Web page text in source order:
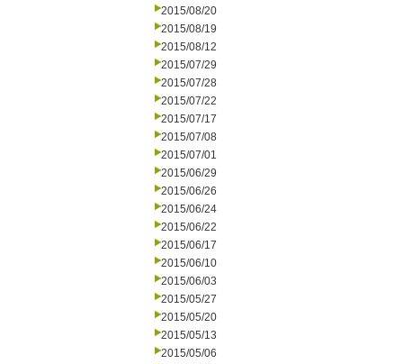
2015/08/20
2015/08/19
2015/08/12
2015/07/29
2015/07/28
2015/07/22
2015/07/17
2015/07/08
2015/07/01
2015/06/29
2015/06/26
2015/06/24
2015/06/22
2015/06/17
2015/06/10
2015/06/03
2015/05/27
2015/05/20
2015/05/13
2015/05/06